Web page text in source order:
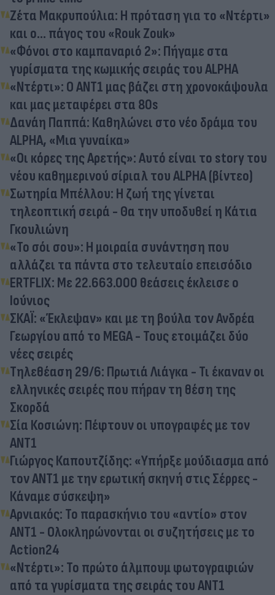
Ζέτα Μακρυπούλια: Η πρόταση για το «Ντέρτι»
και ο… πάγος του «Rouk Zouk»
«Φόνοι στο καμπαναριό 2»: Πήγαμε στα
γυρίσματα της κωμικής σειράς του ALPHA
«Ντέρτι»: Ο ΑΝΤ1 μας βάζει στη χρονοκάψουλα
και μας μεταφέρει στα 80s
Δανάη Παππά: Καθηλώνει στο νέο δράμα του
ALPHA, «Μια γυναίκα»
«Οι κόρες της Αρετής»: Αυτό είναι το story του
νέου καθημερινού σίριαλ του ALPHA (βίντεο)
Σωτηρία Μπέλλου: Η ζωή της γίνεται
τηλεοπτική σειρά - Θα την υποδυθεί η Κάτια
Γκουλιώνη
«Το σόι σου»: Η μοιραία συνάντηση που
αλλάζει τα πάντα στο τελευταίο επεισόδιο
ERTFLIX: Με 22.663.000 θεάσεις έκλεισε ο
Ιούνιος
ΣΚΑΪ: «Έκλεψαν» και με τη βούλα τον Ανδρέα
Γεωργίου από το MEGA - Τους ετοιμάζει δύο
νέες σειρές
Τηλεθέαση 29/6: Πρωτιά Λιάγκα - Τι έκαναν οι
ελληνικές σειρές που πήραν τη θέση της
Σκορδά
Σία Κοσιώνη: Πέφτουν οι υπογραφές με τον
ΑΝΤ1
Γιώργος Καπουτζίδης: «Υπήρξε μούδιασμα από
τον ΑΝΤ1 με την ερωτική σκηνή στις Σέρρες -
Κάναμε σύσκεψη»
Αρνιακός: Το παρασκήνιο του «αντίο» στον
ΑΝΤ1 - Ολοκληρώνονται οι συζητήσεις με το
Action24
«Ντέρτι»: Το πρώτο άλμπουμ φωτογραφιών
από τα γυρίσματα της σειράς του ΑΝΤ1